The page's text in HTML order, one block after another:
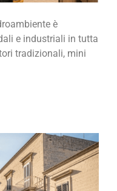
è
e industriali in tutta
tradizionali, mini